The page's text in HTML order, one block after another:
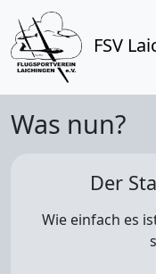
FSV
Was nun?
Der
Wie einfach es